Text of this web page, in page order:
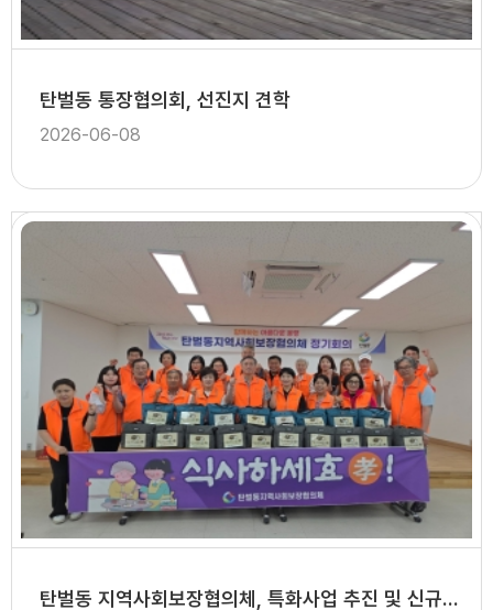
탄벌동 통장협의회, 선진지 견학
2026-06-08
탄벌동 지역사회보장협의체, 특화사업 추진 및 신규 위원 위촉장 수여